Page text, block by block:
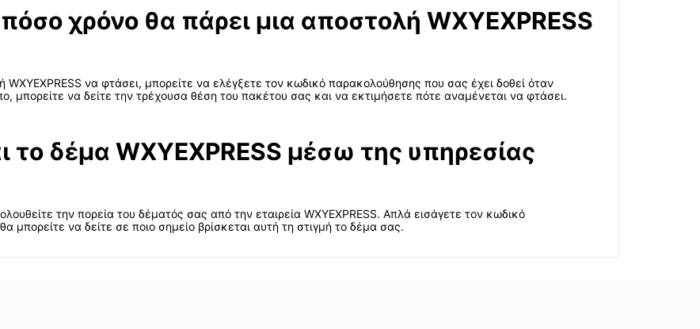
χρόνο θα πάρει μια αποστολή WXYEXPRESS
να φτάσει, μπορείτε να ελέγξετε τον κωδικό παρακολούθησης που σας έχει δοθεί όταν
μπορείτε να δείτε την τρέχουσα θέση του πακέτου σας και να εκτιμήσετε πότε αναμένεται να φτάσει.
το δέμα WXYEXPRESS μέσω της υπηρεσίας
την πορεία του δέματός σας από την εταιρεία WXYEXPRESS. Απλά εισάγετε τον κωδικό
να δείτε σε ποιο σημείο βρίσκεται αυτή τη στιγμή το δέμα σας.